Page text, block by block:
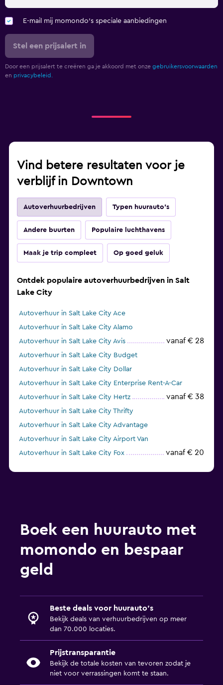
E-mail mij momondo's speciale aanbiedingen
Stel een prijsalert in
Door een prijsalert te creëren ga je akkoord met onze gebruikersvoorwaarden
en privacybeleid.
Vind betere resultaten voor je
verblijf in Downtown
Autoverhuurbedrijven Typen huurauto's
Andere buurten Populaire luchthavens
Maak je trip compleet Op goed geluk
Ontdek populaire autoverhuurbedrijven in Salt
Lake City
Autoverhuur in Salt Lake City Ace
Autoverhuur in Salt Lake City Alamo
Autoverhuur in Salt Lake City Avis
vanaf € 28
Autoverhuur in Salt Lake City Budget
Autoverhuur in Salt Lake City Dollar
Autoverhuur in Salt Lake City Enterprise Rent-A-Car
Autoverhuur in Salt Lake City Hertz
vanaf € 38
Autoverhuur in Salt Lake City Thrifty
Autoverhuur in Salt Lake City Advantage
Autoverhuur in Salt Lake City Airport Van
Autoverhuur in Salt Lake City Fox
vanaf € 20
Boek een huurauto met
momondo en bespaar
geld
Beste deals voor huurauto's
Bekijk deals van verhuurbedrijven op meer
dan 70.000 locaties.
Prijstransparantie
Bekijk de totale kosten van tevoren zodat je
niet voor verrassingen komt te staan.